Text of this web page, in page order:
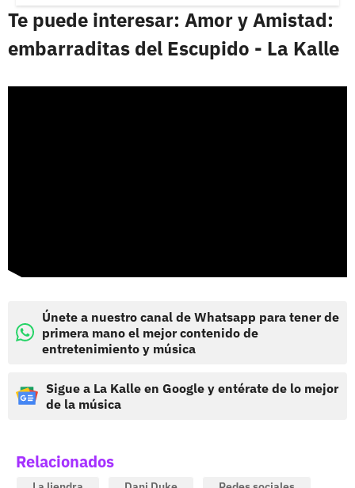
Te puede interesar: Amor y Amistad:
embarraditas del Escupido - La Kalle
Únete a nuestro canal de Whatsapp para tener de
primera mano el mejor contenido de
entretenimiento y música
Sigue a La Kalle en Google y entérate de lo mejor
de la música
Relacionados